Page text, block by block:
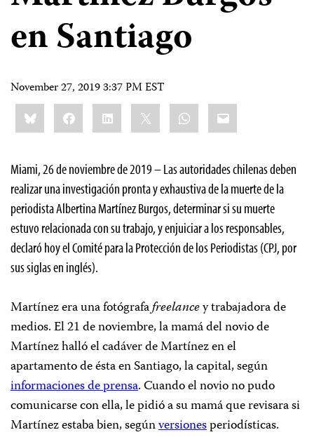
en Santiago
November 27, 2019 3:37 PM EST
Share
this:BlueskyFacebookLinkedIn WhatsApp
Email
Miami, 26 de noviembre de 2019 – Las autoridades chilenas deben
realizar una investigación pronta y exhaustiva de la muerte de la
periodista Albertina Martínez Burgos, determinar si su muerte
estuvo relacionada con su trabajo, y enjuiciar a los responsables,
declaró hoy el Comité para la Protección de los Periodistas (CPJ, por
sus siglas en inglés).
Martínez era una fotógrafafreelancey trabajadora de
medios. El 21 de noviembre, la mamá del novio de
Martínez halló el cadáver de Martínez en el
apartamento de ésta en Santiago, la capital, según
informaciones de prensa. Cuando el novio no pudo
comunicarse con ella, le pidió a su mamá que revisara si
Martínez estaba bien, segúnversionesperiodísticas.